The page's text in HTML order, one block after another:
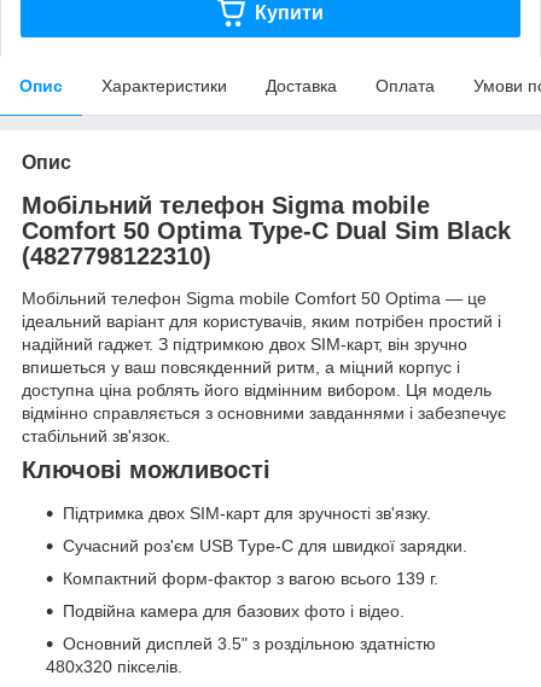
Купити
Опис Характеристики Доставка Оплата Умови
Опис
Мобільний телефон Sigma mobile
Comfort 50 Optima Type-C Dual Sim Black
(4827798122310)
Мобільний телефон Sigma mobile Comfort 50 Optima — це
ідеальний варіант для користувачів, яким потрібен простий і
надійний гаджет. З підтримкою двох SIM-карт, він зручно
впишеться у ваш повсякденний ритм, а міцний корпус і
доступна ціна роблять його відмінним вибором. Ця модель
відмінно справляється з основними завданнями і забезпечує
стабільний зв'язок.
Ключові можливості
Підтримка двох SIM-карт для зручності зв'язку.
Сучасний роз'єм USB Type-C для швидкої зарядки.
Компактний форм-фактор з вагою всього 139 г.
Подвійна камера для базових фото і відео.
Основний дисплей 3.5" з роздільною здатністю
480x320 пікселів.